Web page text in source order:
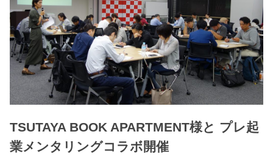
TSUTAYA BOOK APARTMENT様と プレ起
業メンタリングコラボ開催